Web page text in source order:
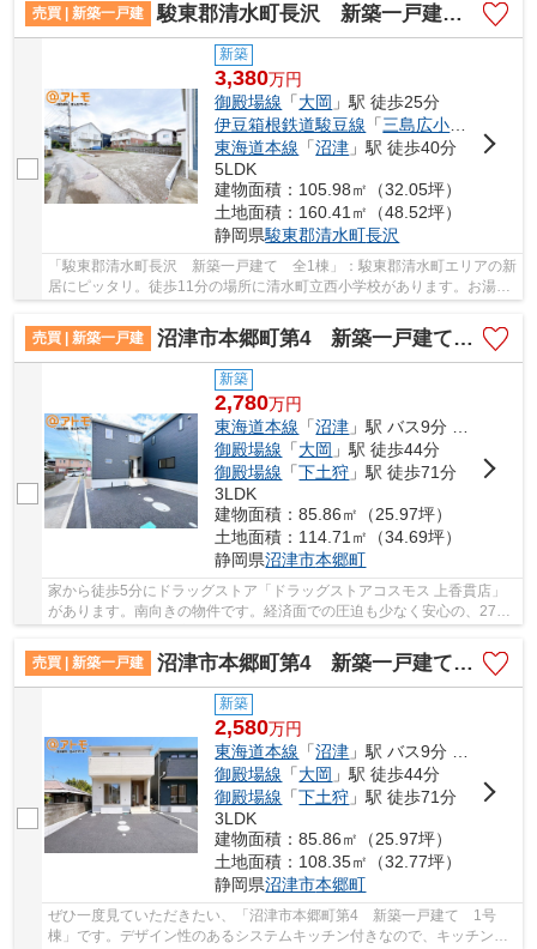
売買 | 新築一戸建
駿東郡清水町長沢 新築一戸建て 全1棟
新築
3,380万円
御殿場線 「大岡 」駅 徒歩25分
伊豆箱根鉄道駿豆線 「三島広小路
東海道本線 「沼津 」駅 徒歩40分
5LDK
建物面積：105.98㎡（32.05坪）
土地面積：160.41㎡（48.52坪）
静岡県駿東郡清水町長沢
「駿東郡清水町長沢 新築一戸建て 全1棟」：駿東郡清水町エリアの新
居にピッタリ。徒歩11分の場所に清水町立西小学校があります。お湯を
売買 | 新築一戸建
沼津市本郷町第4 新築一戸建て 3号棟
新築
2,780万円
東海道本線 「沼津 」駅 バス9分 「南三園町」 停歩8分
御殿場線 「大岡 」駅 徒歩44分
御殿場線 「下土狩 」駅 徒歩71分
3LDK
建物面積：85.86㎡（25.97坪）
土地面積：114.71㎡（34.69坪）
静岡県沼津市本郷町
家から徒歩5分にドラッグストア「ドラッグストアコスモス 上香貫店」
があります。南向きの物件です。経済面での圧迫も少なく安心の、2780
売買 | 新築一戸建
沼津市本郷町第4 新築一戸建て 1号棟
新築
2,580万円
東海道本線 「沼津 」駅 バス9分 「南三園町」 停歩8分
御殿場線 「大岡 」駅 徒歩44分
御殿場線 「下土狩 」駅 徒歩71分
3LDK
建物面積：85.86㎡（25.97坪）
土地面積：108.35㎡（32.77坪）
静岡県沼津市本郷町
ぜひ一度見ていただきたい、「沼津市本郷町第4 新築一戸建て 1号
棟」です。デザイン性のあるシステムキッチン付きなので、キッチンが